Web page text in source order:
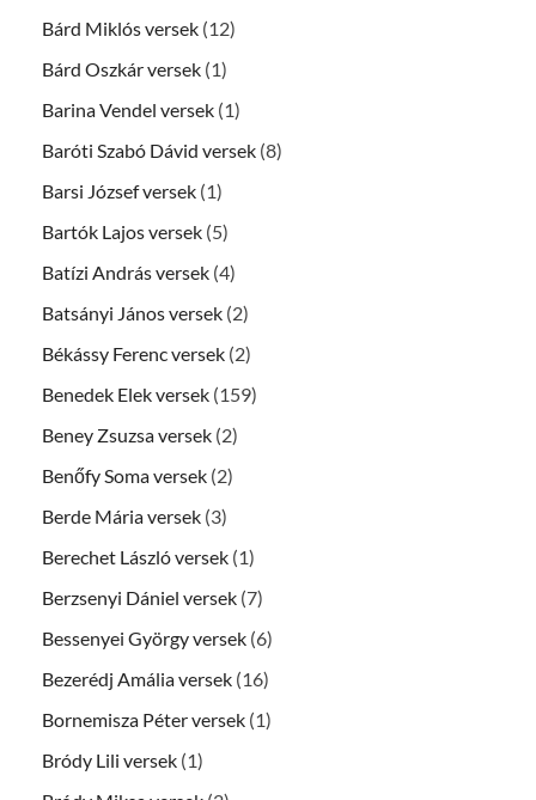
Bárd Miklós versek (12)
Bárd Oszkár versek (1)
Barina Vendel versek (1)
Baróti Szabó Dávid versek (8)
Barsi József versek (1)
Bartók Lajos versek (5)
Batízi András versek (4)
Batsányi János versek (2)
Békássy Ferenc versek (2)
Benedek Elek versek (159)
Beney Zsuzsa versek (2)
Benőfy Soma versek (2)
Berde Mária versek (3)
Berechet László versek (1)
Berzsenyi Dániel versek (7)
Bessenyei György versek (6)
Bezerédj Amália versek (16)
Bornemisza Péter versek (1)
Bródy Lili versek (1)